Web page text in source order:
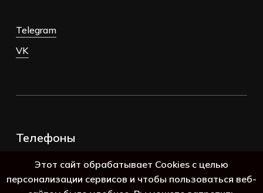
Telegram
VK
Телефоны
8 (800) 250-69-39
Этот сайт обрабатывает Cookies с целью
персонализации сервисов и чтобы пользоваться веб-